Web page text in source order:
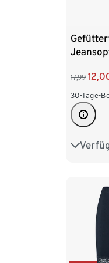
17,99
30-Tage-
S 36/38
XXL 52/